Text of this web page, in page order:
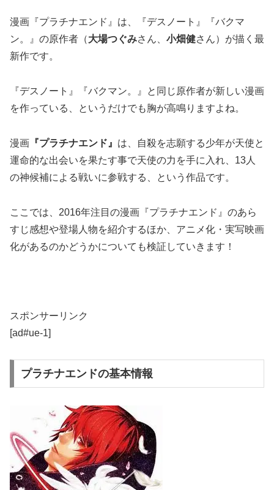
漫画『プラチナエンド』は、『デスノート』『バクマ
ン。』の原作者（大場つぐみさん、 小畑健さん）が描く最
新作です。
『デスノート』『バクマン。』と同じ原作者が新しい漫画
を作っている、というだけでも胸が高鳴りますよね。
漫画 『プラチナエンド』 は、自殺を志願する少年が天使と
運命的な出会いを果たす事で天使の力を手に入れ、13人
の神候補による戦いに参戦する、という作品です。
ここでは、2016年注目の漫画『プラチナエンド』のあら
すじ感想や登場人物を紹介するほか、アニメ化・実写映画
化があるのかどうかについても検証していきます！
スポンサーリンク
[ad#ue-1]
プラチナエンドの基本情報